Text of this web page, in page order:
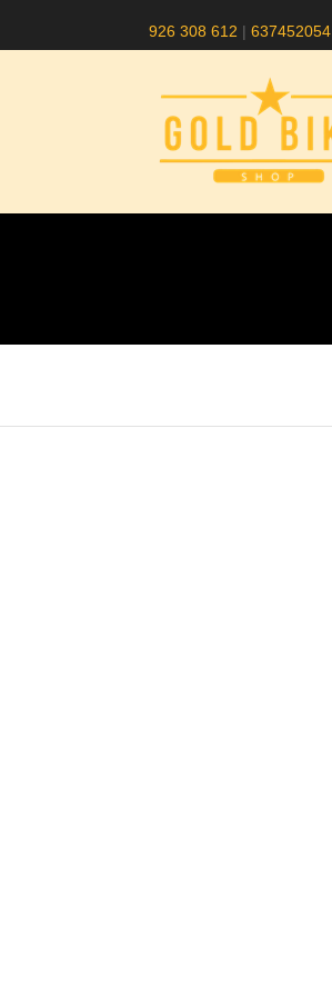
926 308 612 |637452054